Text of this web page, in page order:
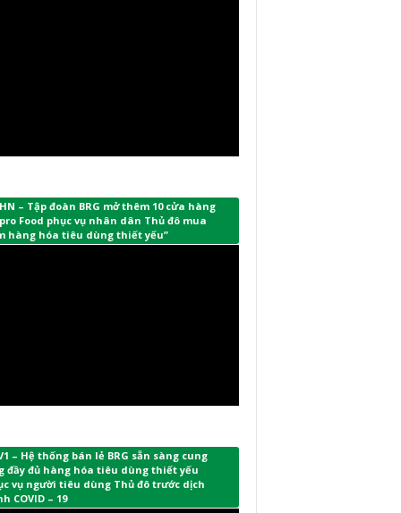
– Tập đoàn BRG mở thêm 10 cửa hàng
Food phục vụ nhân dân Thủ đô mua
hàng hóa tiêu dùng thiết yếu”
– Hệ thống bán lẻ BRG sẵn sàng cung
đầy đủ hàng hóa tiêu dùng thiết yếu
vụ người tiêu dùng Thủ đô trước dịch
COVID – 19